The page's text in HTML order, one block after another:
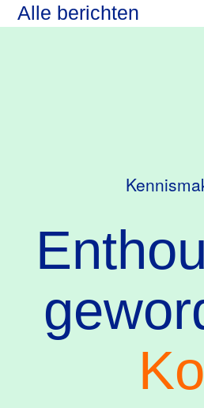
Alle berichten